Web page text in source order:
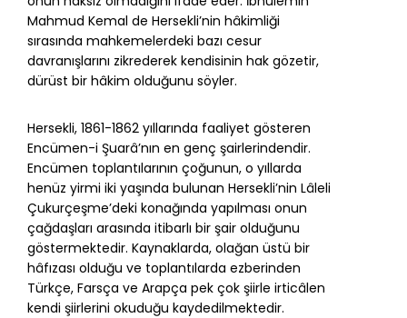
Mahmud Kemal de Hersekli’nin hâkimliği
sırasında mahkemelerdeki bazı cesur
davranışlarını zikrederek kendisinin hak gözetir,
dürüst bir hâkim olduğunu söyler.
Hersekli, 1861-1862 yıllarında faaliyet gösteren
Encümen-i Şuarâ’nın en genç şairlerindendir.
Encümen toplantılarının çoğunun, o yıllarda
henüz yirmi iki yaşında bulunan Hersekli’nin Lâleli
Çukurçeşme’deki konağında yapılması onun
çağdaşları arasında itibarlı bir şair olduğunu
göstermektedir. Kaynaklarda, olağan üstü bir
hâfızası olduğu ve toplantılarda ezberinden
Türkçe, Farsça ve Arapça pek çok şiirle irticâlen
kendi şiirlerini okuduğu kaydedilmektedir.